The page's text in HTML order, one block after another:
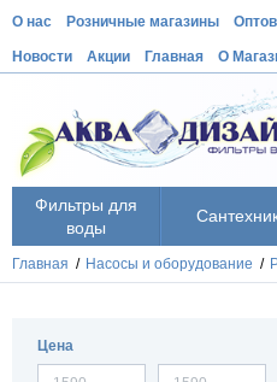
О нас Розничные магазины
Новости Акции Главная О
Фильтры для
воды
Главная / Насосы и оборудование /
Цена